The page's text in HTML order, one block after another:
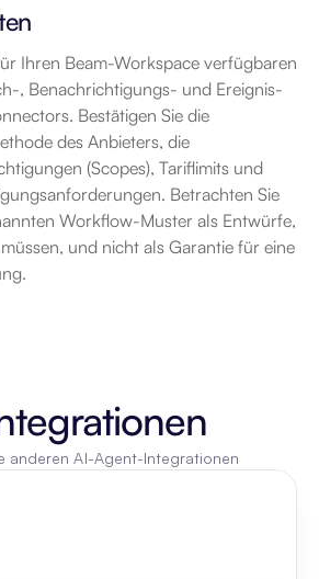
Ihren Beam-Workspace verfügbaren
, Benachrichtigungs- und Ereignis-
Bestätigen Sie die
des Anbieters, die
(Scopes), Tariflimits und
Betrachten Sie
Workflow-Muster als Entwürfe,
und nicht als Garantie für eine
anderen AI-Agent-Integrationen